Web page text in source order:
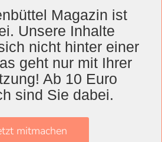
Landkreis
Ausstellung
Nachhaltigkeit
Museum Konzert
Literatur
Magazin ist
Unsere Inhalte
nicht hinter einer
geht nur mit Ihrer
Ab 10 Euro
sind Sie dabei.
mitmachen